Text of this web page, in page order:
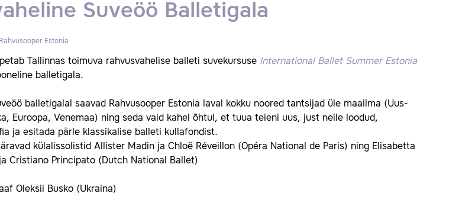
Suveöö Balletigala
Rahvusooper Estonia
Tallinnas toimuva rahvusvahelise balleti suvekursuse International Ballet Summer Estonia
balletigala.
balletigalal saavad Rahvusooper Estonia laval kokku noored tantsijad üle maailma (Uus-
Euroopa, Venemaa) ning seda vaid kahel õhtul, et tuua teieni uus, just neile loodud,
ja esitada pärle klassikalise balleti kullafondist.
külalissolistid Allister Madin ja Chloë Réveillon (Opéra National de Paris) ning Elisabetta
Cristiano Principato (Dutch National Ballet)
Oleksii Busko (Ukraina)